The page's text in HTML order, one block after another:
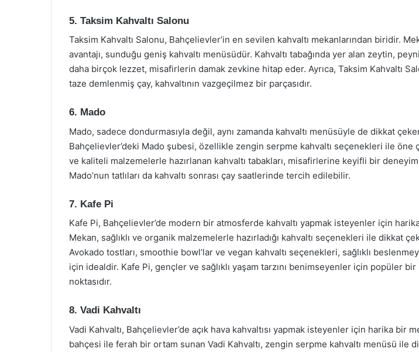
5. Taksim Kahvaltı Salonu
Taksim Kahvaltı Salonu, Bahçelievler’in en sevilen kahvaltı mekanlarından biridir.
avantajı, sunduğu geniş kahvaltı menüsüdür. Kahvaltı tabağında yer alan zeytin,
daha birçok lezzet, misafirlerin damak zevkine hitap eder. Ayrıca, Taksim Kahvaltı
taze demlenmiş çay, kahvaltının vazgeçilmez bir parçasıdır.
6. Mado
Mado, sadece dondurmasıyla değil, aynı zamanda kahvaltı menüsüyle de dikkat
Bahçelievler’deki Mado şubesi, özellikle zengin serpme kahvaltı seçenekleri ile öne
ve kaliteli malzemelerle hazırlanan kahvaltı tabakları, misafirlerine keyifli bir deneyim
Mado’nun tatlıları da kahvaltı sonrası çay saatlerinde tercih edilebilir.
7. Kafe Pi
Kafe Pi, Bahçelievler’de modern bir atmosferde kahvaltı yapmak isteyenler için
Mekan, sağlıklı ve organik malzemelerle hazırladığı kahvaltı seçenekleri ile dikkat
Avokado tostları, smoothie bowl’lar ve vegan kahvaltı seçenekleri, sağlıklı
için idealdir. Kafe Pi, gençler ve sağlıklı yaşam tarzını benimseyenler için popüler
noktasıdır.
8. Vadi Kahvaltı
Vadi Kahvaltı, Bahçelievler’de açık hava kahvaltısı yapmak isteyenler için harika bir
bahçesi ile ferah bir ortam sunan Vadi Kahvaltı, zengin serpme kahvaltı menüsü ile